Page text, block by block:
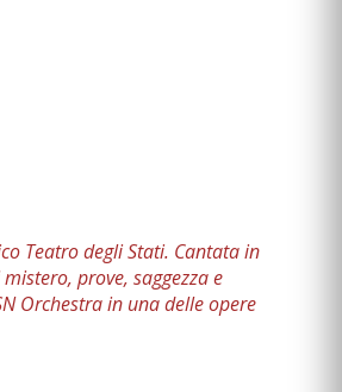
Teatro degli Stati. Cantata in
prove, saggezza e
Orchestra in una delle opere